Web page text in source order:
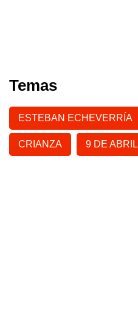
Temas
ESTEBAN ECHEVERRÍA
CRIANZA 9 DE ABRIL